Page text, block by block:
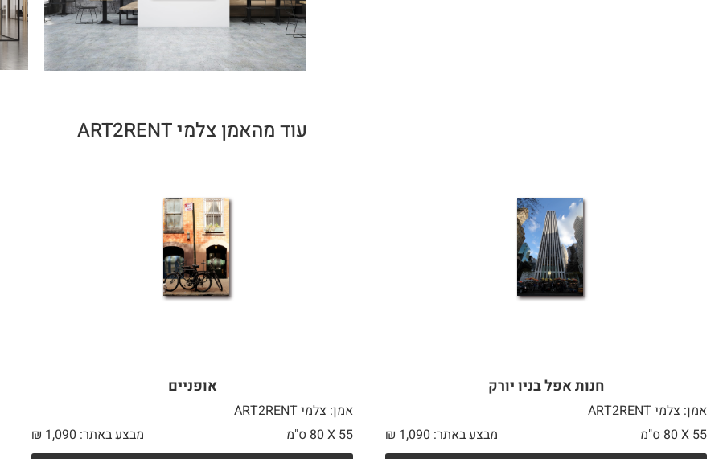
עוד מהאמן צלמי ART2RENT
חנות אפל בניו יורק
אמן: צלמי ART2RENT
55 X
מבצע באתר: ₪ 1,090
אופניים
אמן: צלמי ART2RENT
55 X
מבצע באתר: ₪ 1,090